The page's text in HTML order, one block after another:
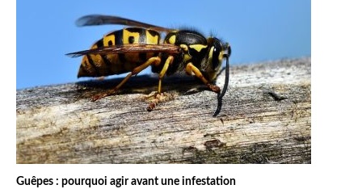
Guêpes : pourquoi agir avant une infestation